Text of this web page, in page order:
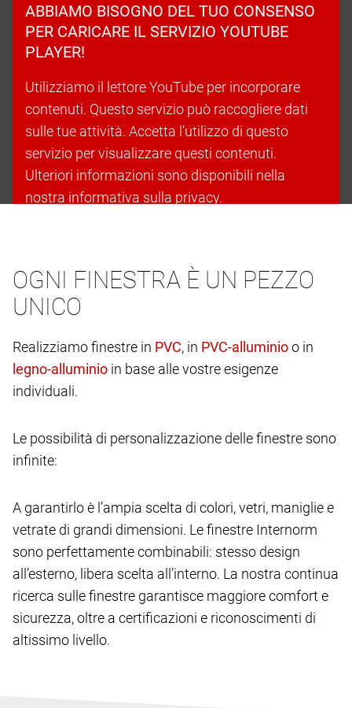
ABBIAMO BISOGNO DEL TUO CONSENSO
PER CARICARE IL SERVIZIO YOUTUBE
PLAYER!
Utilizziamo il lettore YouTube per incorporare
contenuti. Questo servizio può raccogliere dati
sulle tue attività. Accetta l’utilizzo di questo
servizio per visualizzare questi contenuti.
Ulteriori informazioni sono disponibili nella
nostra informativa sulla privacy.
OGNI FINESTRA È UN PEZZO
UNICO
Realizziamo finestre in , in
o in
in base alle vostre esigenze
individuali.
Le possibilità di personalizzazione delle finestre sono
infinite:
A garantirlo è l’ampia scelta di colori, vetri, maniglie e
vetrate di grandi dimensioni. Le finestre Internorm
sono perfettamente combinabili: stesso design
all’esterno, libera scelta all’interno. La nostra continua
ricerca sulle finestre garantisce maggiore comfort e
sicurezza, oltre a certificazioni e riconoscimenti di
altissimo livello.